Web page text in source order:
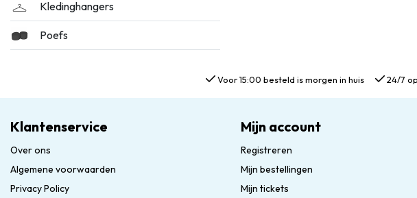
Kledinghangers
Poefs
Voor 15:00 besteld is morgen in huis 24/7
Klantenservice
Over ons
Algemene voorwaarden
Privacy Policy
Mijn account
Registreren
Mijn bestellingen
Mijn tickets